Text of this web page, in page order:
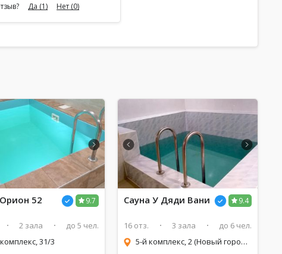
Да (1) Нет (0)
9.7
52
2 зала
до 5 чел.
31/3
9.4
Сауна У Дяди Вани
16 отз. 3 зала
до 6 чел.
5-й комплекс, 2 (Новый город, 5/02, за рынком Берлога)